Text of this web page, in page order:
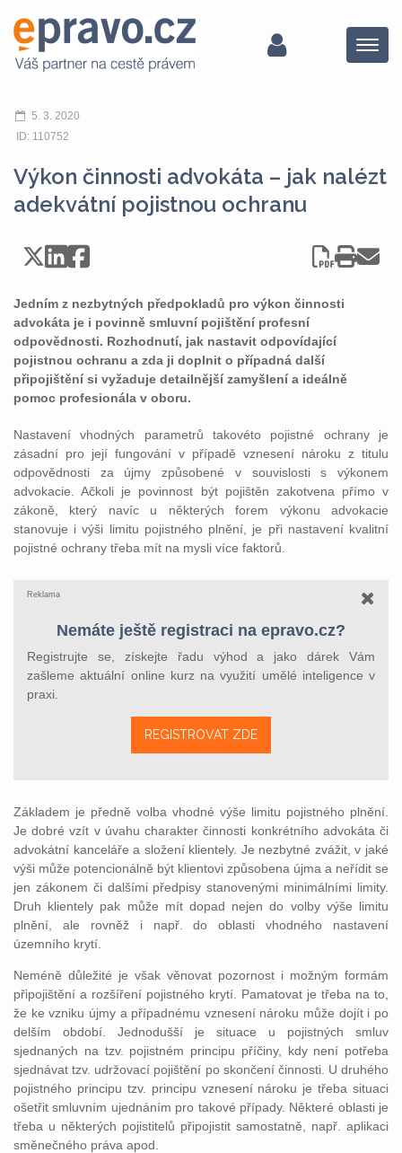
Menu
5. 3. 2020
ID: 110752
Výkon činnosti advokáta – jak nalézt
adekvátní pojistnou ochranu
Jedním z nezbytných předpokladů pro výkon činnosti
advokáta je i povinně smluvní pojištění profesní
odpovědnosti. Rozhodnutí, jak nastavit odpovídající
pojistnou ochranu a zda ji doplnit o případná další
připojištění si vyžaduje detailnější zamyšlení a ideálně
pomoc profesionála v oboru.
Nastavení vhodných parametrů takovéto pojistné ochrany je
zásadní pro její fungování v případě vznesení nároku z titulu
odpovědnosti za újmy způsobené v souvislosti s výkonem
advokacie. Ačkoli je povinnost být pojištěn zakotvena přímo v
zákoně, který navíc u některých forem výkonu advokacie
stanovuje i výši limitu pojistného plnění, je při nastavení kvalitní
pojistné ochrany třeba mít na mysli více faktorů.
Reklama
Nemáte ještě registraci na epravo.cz?
Registrujte se, získejte řadu výhod a jako dárek Vám
zašleme aktuální online kurz na využití umělé inteligence v
praxi.
REGISTROVAT ZDE
Základem je předně volba vhodné výše limitu pojistného plnění.
Je dobré vzít v úvahu charakter činnosti konkrétního advokáta či
advokátní kanceláře a složení klientely. Je nezbytné zvážit, v jaké
výši může potencionálně být klientovi způsobena újma a neřídit se
jen zákonem či dalšími předpisy stanovenými minimálními limity.
Druh klientely pak může mít dopad nejen do volby výše limitu
plnění, ale rovněž i např. do oblasti vhodného nastavení
územního krytí.
Neméně důležité je však věnovat pozornost i možným formám
připojištění a rozšíření pojistného krytí. Pamatovat je třeba na to,
že ke vzniku újmy a případnému vznesení nároku může dojít i po
delším období. Jednodušší je situace u pojistných smluv
sjednaných na tzv. pojistném principu příčiny, kdy není potřeba
sjednávat tzv. udržovací pojištění po skončení činnosti. U druhého
pojistného principu tzv. principu vznesení nároku je třeba situaci
ošetřit smluvním ujednáním pro takové případy. Některé oblasti je
třeba u některých pojistitelů připojistit samostatně, např. aplikaci
směnečného práva apod.